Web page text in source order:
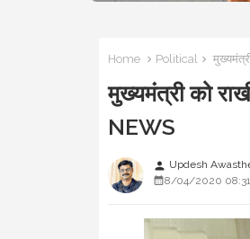
Home Political
मुख्यमंत्री को
NEWS
person Updesh
8/04/2020